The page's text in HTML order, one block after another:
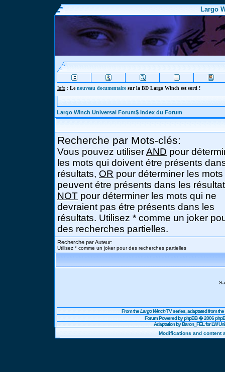
Largo
Info : Lenouveau documentairesur la BD Largo Winch est sorti !
Largo Winch Universal Forum$ Index du Forum
Recherche par Mots-clés:
Vous pouvez utiliserAND pour
les mots qui doivent étre présents
résultats, OR pour déterminer les
peuvent étre présents dans les
NOT pour déterminer les mots qui ne
devraient pas étre présents dans les
résultats. Utilisez * comme un joker
des recherches partielles.
Recherche par Auteur:
Utilisez * comme un joker pour des recherches partielles
From theLargo WinchTV series, adaptated from
Forum Powered byphpBB� 2006
Adaptation by Baron_FEL for LW
Modifications and content